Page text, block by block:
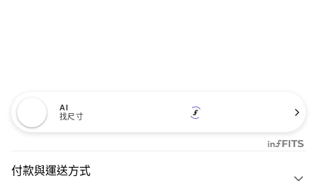
AI
找尺寸
付款與運送方式